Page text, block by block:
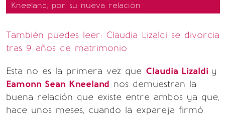
Kneeland, por su nueva relación
También puedes leer: Claudia Lizaldi se divorcia
tras 9 años de matrimonio
Esta no es la primera vez que Claudia Lizaldi y
Eamonn Sean Kneeland nos demuestran la
buena relación que existe entre ambos ya que,
hace unos meses, cuando la expareja firmó